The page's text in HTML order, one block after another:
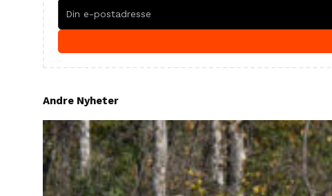
Andre Nyheter